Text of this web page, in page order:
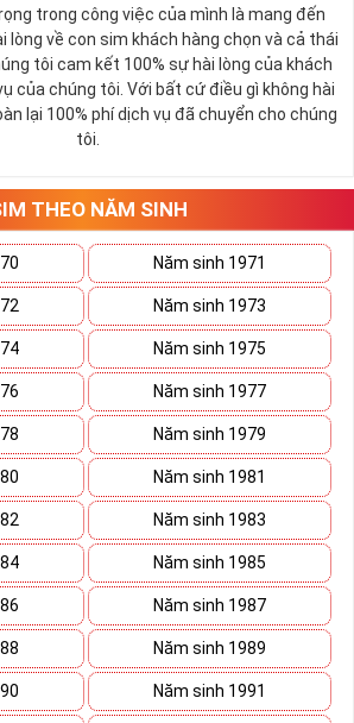
trong công việc của mình là mang đến
lòng về con sim khách hàng chọn và cả thái
tôi cam kết 100% sự hài lòng của khách
của chúng tôi. Với bất cứ điều gì không hài
lại 100% phí dịch vụ đã chuyển cho chúng
tôi.
THEO NĂM SINH
Năm sinh 1971
Năm sinh 1973
Năm sinh 1975
Năm sinh 1977
Năm sinh 1979
Năm sinh 1981
Năm sinh 1983
Năm sinh 1985
Năm sinh 1987
Năm sinh 1989
Năm sinh 1991